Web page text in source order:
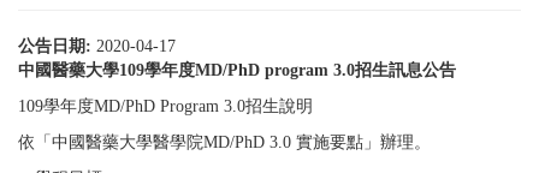
公告日期: 2020-04-17
中國醫藥大學109學年度MD/PhD program 3.0招生訊息公告
109學年度MD/PhD Program 3.0招生說明
依「中國醫藥大學醫學院MD/PhD 3.0 實施要點」辦理。